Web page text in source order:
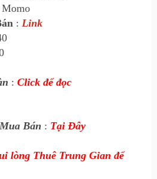
Momo
: Link
: Click để đọc
Bán : Tại Đây
lòng Thuê Trung Gian để